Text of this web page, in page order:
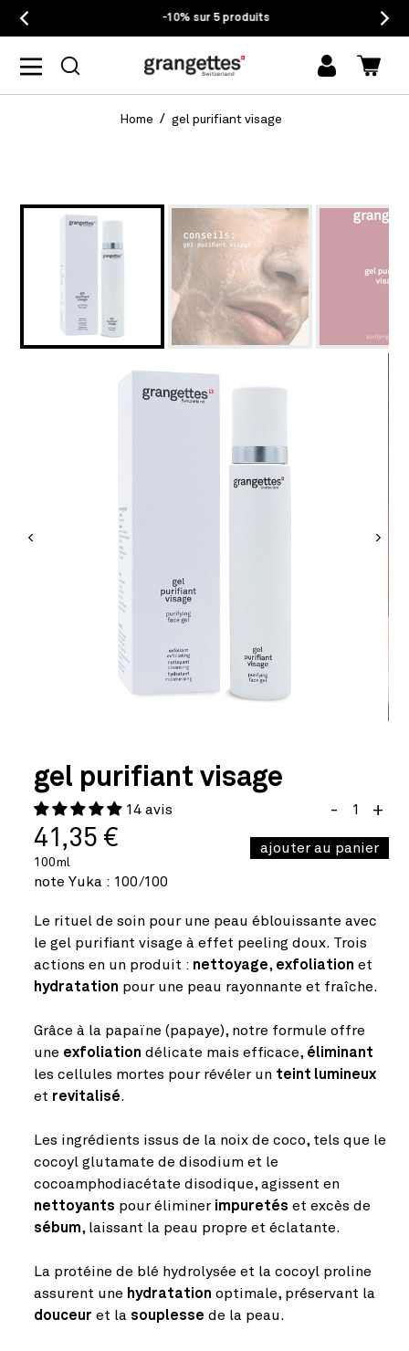
-10% sur 5 produits
mon
compte
Home gel purifiant visage
gel purifiant visage
14 avis
Prix
habituel
41,35 €
PRIX
UNITAIRE
/
PAR
100ml
note Yuka : 100/100
- +
Le rituel de soin pour une peau éblouissante avec
le gel purifiant visage à effet peeling doux. Trois
actions en un produit : nettoyage, exfoliation et
hydratation pour une peau rayonnante et fraîche.
Grâce à la papaïne (papaye), notre formule offre
une exfoliation délicate mais efficace, éliminant
les cellules mortes pour révéler un teint lumineux
et revitalisé.
Les ingrédients issus de la noix de coco, tels que le
cocoyl glutamate de disodium et le
cocoamphodiacétate disodique, agissent en
nettoyants pour éliminer impuretés et excès de
sébum, laissant la peau propre et éclatante.
La protéine de blé hydrolysée et la cocoyl proline
assurent une hydratation optimale, préservant la
douceur et la souplesse de la peau.